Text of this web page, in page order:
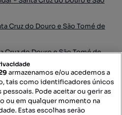
Cruz do Douro e São Tomé de
Cruz do Douro e São Tomé de
Cruz do Douro e São Tomé de
do Douro e São Tomé de Covelas
armazenamos e/ou acedemos a
tais como identificadores únicos
Pode aceitar ou gerir as
ou em qualquer momento na
Estas escolhas serão